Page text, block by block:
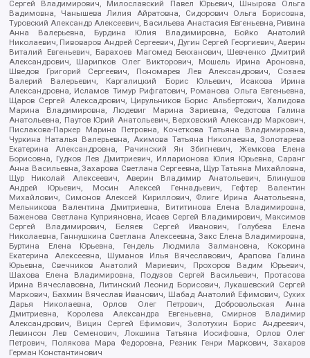
Сергей Владимирович, Милославский Павел Юрьевич, Шнырова Ольга
Вадимовна, Чанышева Лилия Айратовна, Сидорович Ольга Борисовна,
Туровский Александр Алексеевич, Васильева Анастасия Евгеньевна, Ривина
Анна Валерьевна, Бурдина Юлия Владимировна, Бойко Анатолий
Николаевич, Пивоваров Андрей Сергеевич, Дугин Сергей Георгиевич, Аверин
Виталий Евгеньевич, Барахоев Магомед Бекханович, Шевченко Дмитрий
Александрович, Шарипков Олег Викторович, Мошель Ирина Ароновна,
Шведов Григорий Сергеевич, Пономарев Лев Александрович, Созаев
Валерий Валерьевич, Каргалицкий Борис Юльевич, Исакова Ирина
Александровна, Исламов Тимур Рифгатович, Романова Ольга Евгеньевна,
Щаров Сергей Алексадрович, Цирульников Борис Альбертович, Халидова
Марина Владимировна, Людевиг Марина Зариевна, Федотова Галина
Анатольевна, Паутов Юрий Анатольевич, Верховский Александр Маркович,
Пислакова-Паркер Марина Петровна, Кочеткова Татьяна Владимировна,
Чуркина Наталья Валерьевна, Акимова Татьяна Николаевна, Золотарева
Екатерина Александровна, Рачинский Ян Збигневич, Жемкова Елена
Борисовна, Гудков Лев Дмитриевич, Илларионова Юлия Юрьевна, Саранг
Анна Васильевна, Захарова Светлана Сергеевна, Щур Татьяна Михайловна,
Щур Николай Алексеевич, Аверин Владимир Анатольевич, Блинушов
Андрей Юрьевич, Мосин Алексей Геннадьевич, Гефтер Валентин
Михайлович, Симонов Алексей Кириллович, Флиге Ирина Анатольевна,
Мельникова Валентина Дмитриевна, Вититинова Елена Владимировна,
Баженова Светлана Куприяновна, Исаев Сергей Владимирович, Максимов
Сергей Владимирович, Беляев Сергей Иванович, Голубева Елена
Николаевна, Ганнушкина Светлана Алексеевна, Закс Елена Владимировна,
Буртина Елена Юрьевна, Гендель Людмила Залмановна, Кокорина
Екатерина Алексеевна, Шуманов Илья Вячеславович, Арапова Галина
Юрьевна, Свечников Анатолий Мариевич, Прохоров Вадим Юрьевич,
Шахова Елена Владимировна, Подузов Сергей Васильевич, Протасова
Ирина Вячеславовна, Литинский Леонид Борисович, Лукашевский Сергей
Маркович, Бахмин Вячеслав Иванович, Шабад Анатолий Ефимович, Сухих
Дарья Николаевна, Орлов Олег Петрович, Добровольская Анна
Дмитриевна, Королева Александра Евгеньевна, Смирнов Владимир
Александрович, Вицин Сергей Ефимович, Золотухин Борис Андреевич,
Левинсон Лев Семенович, Локшина Татьяна Иосифовна, Орлов Олег
Петрович, Полякова Мара Федоровна, Резник Генри Маркович, Захаров
Герман Константинович